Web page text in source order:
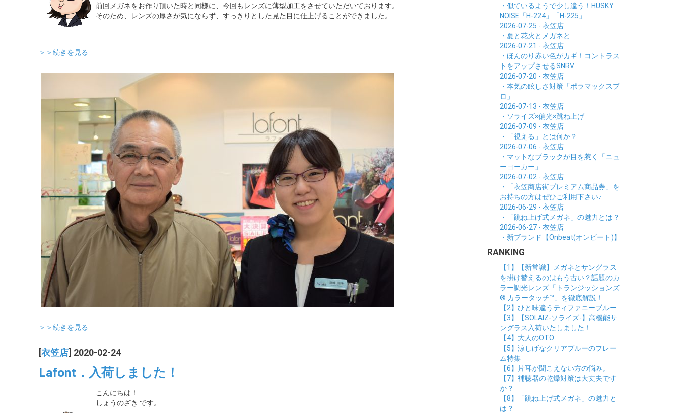
前回メガネをお作り頂いた時と同様に、今回もレンズに薄型加工をさせていただいております。
そのため、レンズの厚さが気にならず、すっきりとした見た目に仕上げることができました。
＞＞続きを見る
＞＞続きを見る
衣笠店 ] 2020-02-24
Lafont．入荷しました！
こんにちは！
しょうのざき です。
・似ているようで少し違う！HUSKY
NOISE「H-224」「H-225」
2026-07-25 - 衣笠店
・夏と花火とメガネと
2026-07-21 - 衣笠店
・ほんのり赤い色がカギ！コントラス
トをアップさせるSNRV
2026-07-20 - 衣笠店
・本気の眩しさ対策「ポラマックスプ
ロ」
2026-07-13 - 衣笠店
・ソライズ×偏光×跳ね上げ
2026-07-09 - 衣笠店
・「視える」とは何か？
2026-07-06 - 衣笠店
・マットなブラックが目を惹く「ニュ
ーヨーカー」
2026-07-02 - 衣笠店
・「衣笠商店街プレミアム商品券」を
お持ちの方はぜひご利用下さい♪
2026-06-29 - 衣笠店
・「跳ね上げ式メガネ」の魅力とは？
2026-06-27 - 衣笠店
・新ブランド【Onbeat(オンビート)】
RANKING
【1】【新常識】メガネとサングラス
を掛け替えるのはもう古い？話題のカ
ラー調光レンズ「トランジッションズ
® カラータッチ™」を徹底解説！
【2】ひと味違うティファニーブルー
【3】【SOLAIZ-ソライズ-】高機能サ
ングラス入荷いたしました！
【4】大人のOTO
【5】涼しげなクリアブルーのフレー
ム特集
【6】片耳が聞こえない方の悩み。
【7】補聴器の乾燥対策は大丈夫です
か？
【8】「跳ね上げ式メガネ」の魅力と
は？